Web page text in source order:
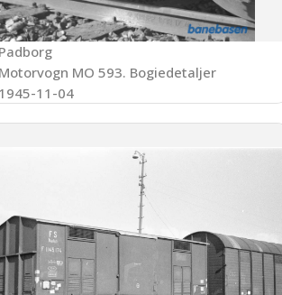
Padborg
Motorvogn MO 593. Bogiedetaljer
1945-11-04